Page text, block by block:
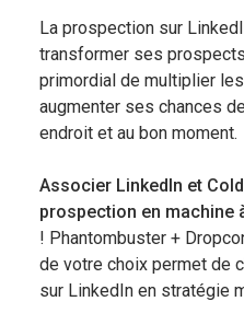
La prospection sur
transformer ses
primordial de multiplier
augmenter ses chances
endroit et au bon moment.
Associer LinkedIn et
prospection en machine
! Phantombuster +
de votre choix permet de
sur LinkedIn en stratégie